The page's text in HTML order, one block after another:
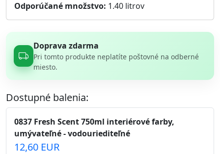
Odporúčané množstvo: 1.40 litrov
Doprava zdarma
Pri tomto produkte neplatíte poštovné na odberné
miesto.
Dostupné balenia:
0837 Fresh Scent 750ml interiérové farby,
umývateľné - vodouriediteľné
12,60 EUR